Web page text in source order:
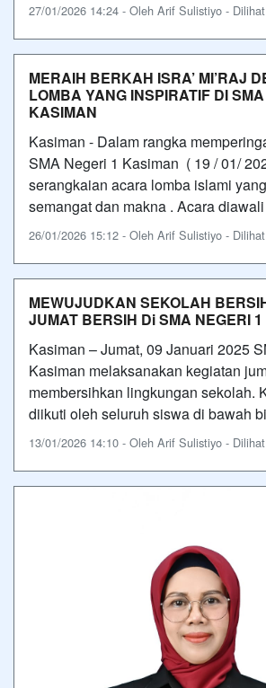
27/01/2026 14:24 - Oleh Arif Sulistiyo -
MERAIH BERKAH ISRA’ MI’RAJ
LOMBA YANG INSPIRATIF DI
KASIMAN
Kasiman - Dalam rangka
SMA Negeri 1 Kasiman ( 19 / 01/
serangkaian acara lomba islami
semangat dan makna . Acara
26/01/2026 15:12 - Oleh Arif Sulistiyo -
MEWUJUDKAN SEKOLAH
JUMAT BERSIH Di SMA NEGERI
Kasiman – Jumat, 09 Januari 2025
Kasiman melaksanakan kegiatan
membersihkan lingkungan sekolah.
diikuti oleh seluruh siswa di bawah bi
13/01/2026 14:10 - Oleh Arif Sulistiyo -